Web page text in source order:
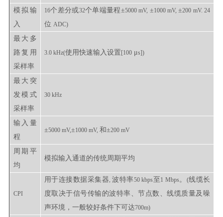
模拟输
入
16个差分或32个单端量程±5000 mV, ±1000 mV,±200 mV. 24
位 ADC)
最大多
路复用
采样率
3.0 kHz(使用快速输入设置[100 μs])
最大突
发模式
采样率
30 kHz
输入量
程
±5000 mV,±1000 mV, 和±200 mV
周期平
均
模拟输入通道的传统周期平均
CPI
用于连接数据采集器 ,波特率50 kbps至1 Mbps。 (线缆长
度取决于信号传输的波特率、节点数、线缆质量及噪
声环境，一般较好条件下可达700m)